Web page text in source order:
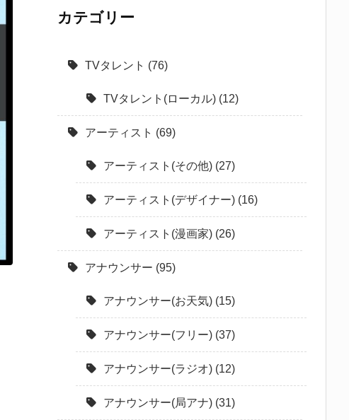
カテゴリー
TVタレント (76)
TVタレント(ローカル) (12)
アーティスト (69)
アーティスト(その他) (27)
アーティスト(デザイナー) (16)
アーティスト(漫画家) (26)
アナウンサー (95)
アナウンサー(お天気) (15)
アナウンサー(フリー) (37)
アナウンサー(ラジオ) (12)
アナウンサー(局アナ) (31)